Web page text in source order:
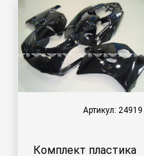
Артикул: 24919
Комплект пластика